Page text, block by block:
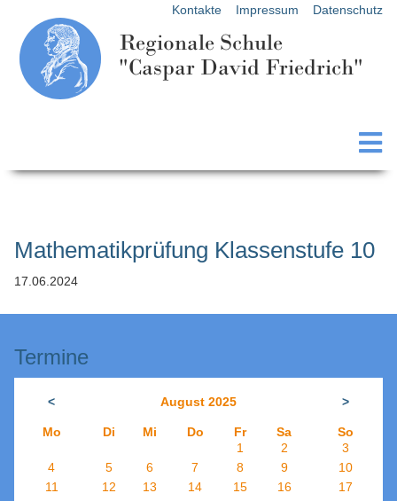
Kontakte Impressum Datenschutz
Regionale Schule
"Caspar David Friedrich"
Mathematikprüfung Klassenstufe 10
17.06.2024
Termine
< August 2025 >
Mo Di Mi Do Fr Sa
So
1
2
3
4
5 6 7 8 9
10
11
12 13 14 15 16
17